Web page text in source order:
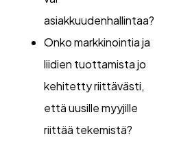
asiakkuudenhallintaa?
Onko markkinointia ja
liidien tuottamista jo
kehitetty riittävästi,
että uusille myyjille
riittää tekemistä?